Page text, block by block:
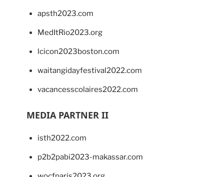
apsth2023.com
MedItRio2023.org
lcicon2023boston.com
waitangidayfestival2022.com
vacancesscolaires2022.com
MEDIA PARTNER II
isth2022.com
p2b2pabi2023-makassar.com